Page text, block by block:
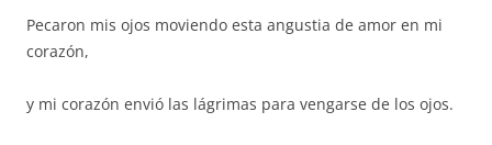
Pecaron mis ojos moviendo esta angustia de amor en mi
corazón,
y mi corazón envió las lágrimas para vengarse de los ojos.